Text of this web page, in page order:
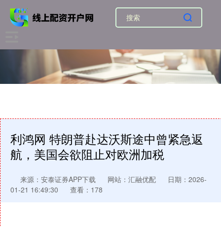
利鸿网 特朗普赴达沃斯途中曾紧急返
航，美国会欲阻止对欧洲加税
来源：安泰证券APP下载 网站：汇融优配
日期：2026-
01-21 16:49:30
查看：178